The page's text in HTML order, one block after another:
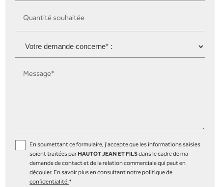
Quantité souhaitée
Message*
En soumettant ce formulaire, j'accepte que les informations saisies
soient traitées parHAUTOT JEAN ET FILSdans le cadre de ma
demande de contact et de la relation commerciale qui peut en
découler.En savoir plus en consultant notre politique de
confidentialité.*